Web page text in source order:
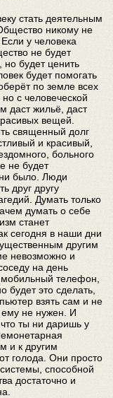
стать деятельным
никому не
у человека
не будет
но будет ценить
будет помогать
по земле всех
с человеческой
даст жильё, даст
вещей.
священный долг
и красивый,
больного
не будет
было. Люди
друг другу
Думать только
думать о себе
станет
сегодня в наши дни
другим
невозможно и
на день
телефон,
будет это сделать,
взять сам и не
ему не нужен. И
ты ни даришь у
и к другим
голода. Они просто
способной
достаточно и